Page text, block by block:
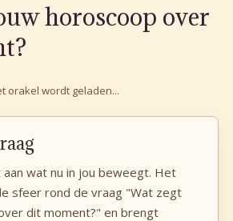
horoscoop over
orakel wordt geladen...
wat nu in jou beweegt. Het
sfeer rond de vraag "Wat zegt
dit moment?" en brengt